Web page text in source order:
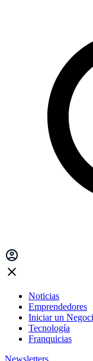
Noticias
Emprendedores
Iniciar un
Tecnología
Franquicias
Newsletters